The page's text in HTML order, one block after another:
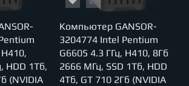
HDD 1Тб,
(NVIDIA
Компьютер GANSOR-
3204774 Intel Pentium
G6605 4.3 ГГц, H410, 8Гб
2666 МГц, SSD 1Тб, HDD
4Тб, GT 710 2Гб (NVIDIA